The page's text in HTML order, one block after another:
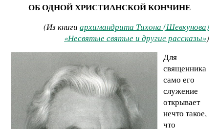
ОБ ОДНОЙ ХРИСТИАНСКОЙ КОНЧИНЕ
(Из книги архимандрита Тихона (Шевкунова)
«Несвятые святые и другие рассказы»)
Для
священника
само его
служение
открывает
нечто такое,
что